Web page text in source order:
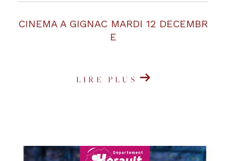
CINEMA A GIGNAC MARDI 12 DECEMBR
E
LIRE PLUS